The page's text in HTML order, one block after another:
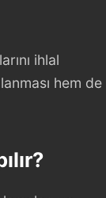
ihlal
hem de